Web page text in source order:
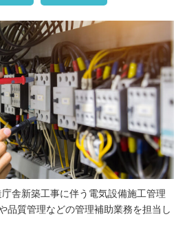
舎新築工事に伴う電気設備施工管理
品質管理などの管理補助業務を担当し